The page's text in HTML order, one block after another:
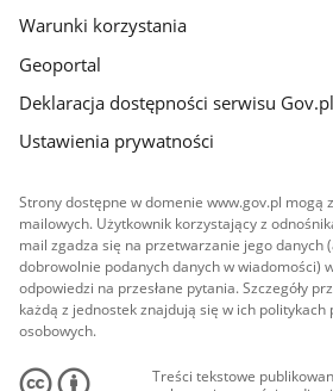
Warunki korzystania
Geoportal
Deklaracja dostępności serwisu Gov.pl
Ustawienia prywatności
Strony dostępne w domenie www.gov.pl mogą
mailowych. Użytkownik korzystający z
mail zgadza się na przetwarzanie jego danych
dobrowolnie podanych danych w wiadomości)
odpowiedzi na przesłane pytania. Szczegóły
każdą z jednostek znajdują się w ich
osobowych.
Treści tekstowe